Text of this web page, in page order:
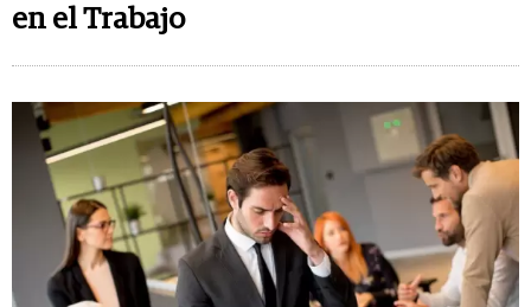
en el Trabajo